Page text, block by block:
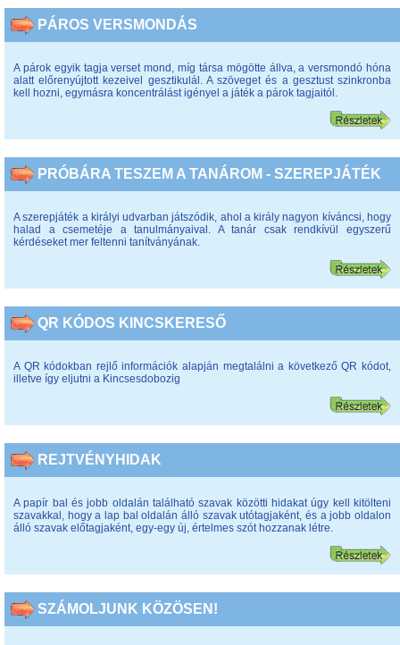
PÁROS VERSMONDÁS
A párok egyik tagja verset mond, míg társa mögötte állva, a versmondó hóna
alatt előrenyújtott kezeivel gesztikulál. A szöveget és a gesztust szinkronba
kell hozni, egymásra koncentrálást igényel a játék a párok tagjaitól.
PRÓBÁRA TESZEM A TANÁROM - SZEREPJÁTÉK
A szerepjáték a királyi udvarban játszódik, ahol a király nagyon kíváncsi, hogy
halad a csemetéje a tanulmányaival. A tanár csak rendkívül egyszerű
kérdéseket mer feltenni tanítványának.
QR KÓDOS KINCSKERESŐ
A QR kódokban rejlő információk alapján megtalálni a következő QR kódot,
illetve így eljutni a Kincsesdobozig
REJTVÉNYHIDAK
A papír bal és jobb oldalán található szavak közötti hidakat úgy kell kitölteni
szavakkal, hogy a lap bal oldalán álló szavak utótagjaként, és a jobb oldalon
álló szavak előtagjaként, egy-egy új, értelmes szót hozzanak létre.
SZÁMOLJUNK KÖZÖSEN!